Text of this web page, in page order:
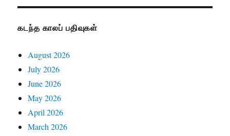
கடந்த காலப் பதிவுகள்
August 2026
July 2026
June 2026
May 2026
April 2026
March 2026